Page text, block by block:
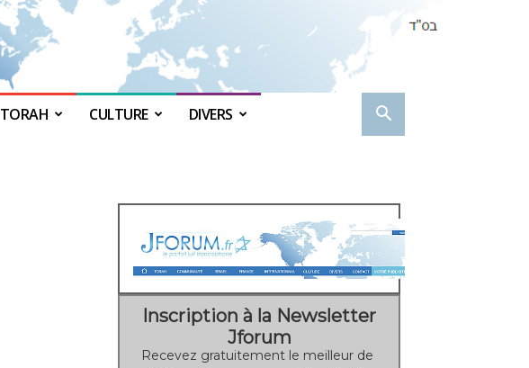
TORAH CULTURE DIVERS
Inscription à la Newsletter
Jforum
Recevez gratuitement le meilleur de